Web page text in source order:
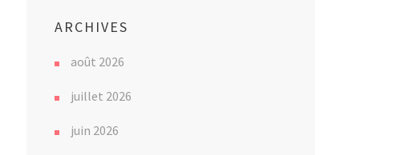
ARCHIVES
août 2026
juillet 2026
juin 2026